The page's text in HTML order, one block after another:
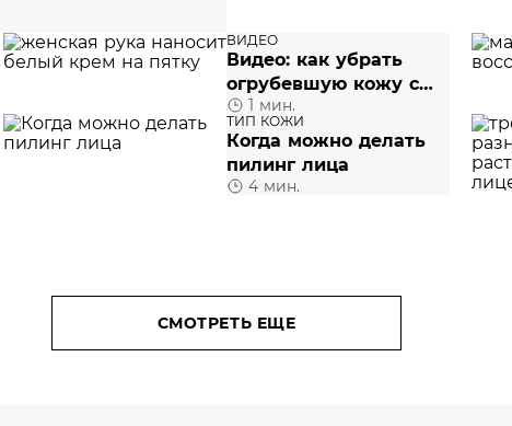
ВИДЕО
Видео: как убрать
огрубевшую кожу с
пяток
1 мин.
ТИП КОЖИ
Когда можно делать
пилинг лица
4 мин.
СМОТРЕТЬ ЕЩЕ